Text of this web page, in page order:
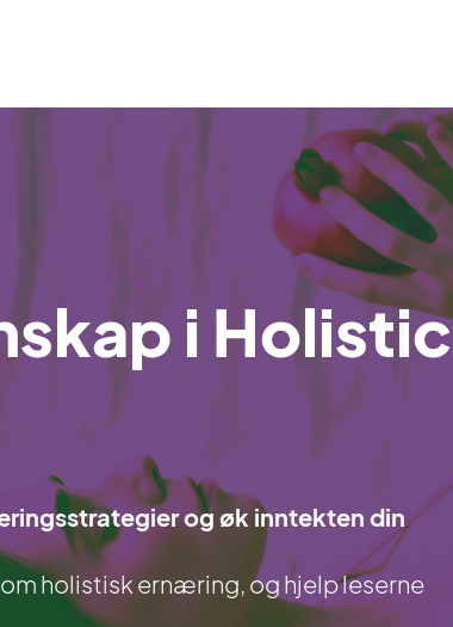
i Holistic
og øk inntekten din
holistisk ernæring, og hjelp leserne